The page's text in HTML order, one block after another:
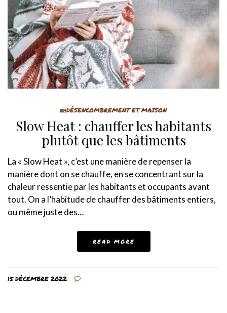
🏡DÉSENCOMBREMENT ET MAISON
Slow Heat : chauffer les habitants
plutôt que les bâtiments
La « Slow Heat », c’est une manière de repenser la
manière dont on se chauffe, en se concentrant sur la
chaleur ressentie par les habitants et occupants avant
tout. On a l’habitude de chauffer des bâtiments entiers,
ou même juste des…
READ MORE
15 DÉCEMBRE 2022